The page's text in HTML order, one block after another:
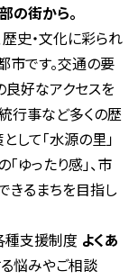
の街から。
史・文化に彩られ
市です。交通の要
好なアクセスを
行事など多くの歴
して「水源の里」
ゆったり感」、市
きるまちを目指し
種支援制度 よくあ
悩みやご相談